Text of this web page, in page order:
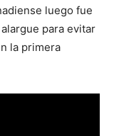
luego fue
para evitar
la primera